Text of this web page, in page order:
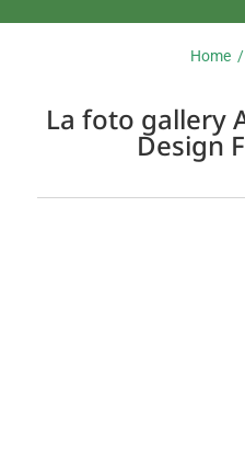
Home /
La foto gallery
Design